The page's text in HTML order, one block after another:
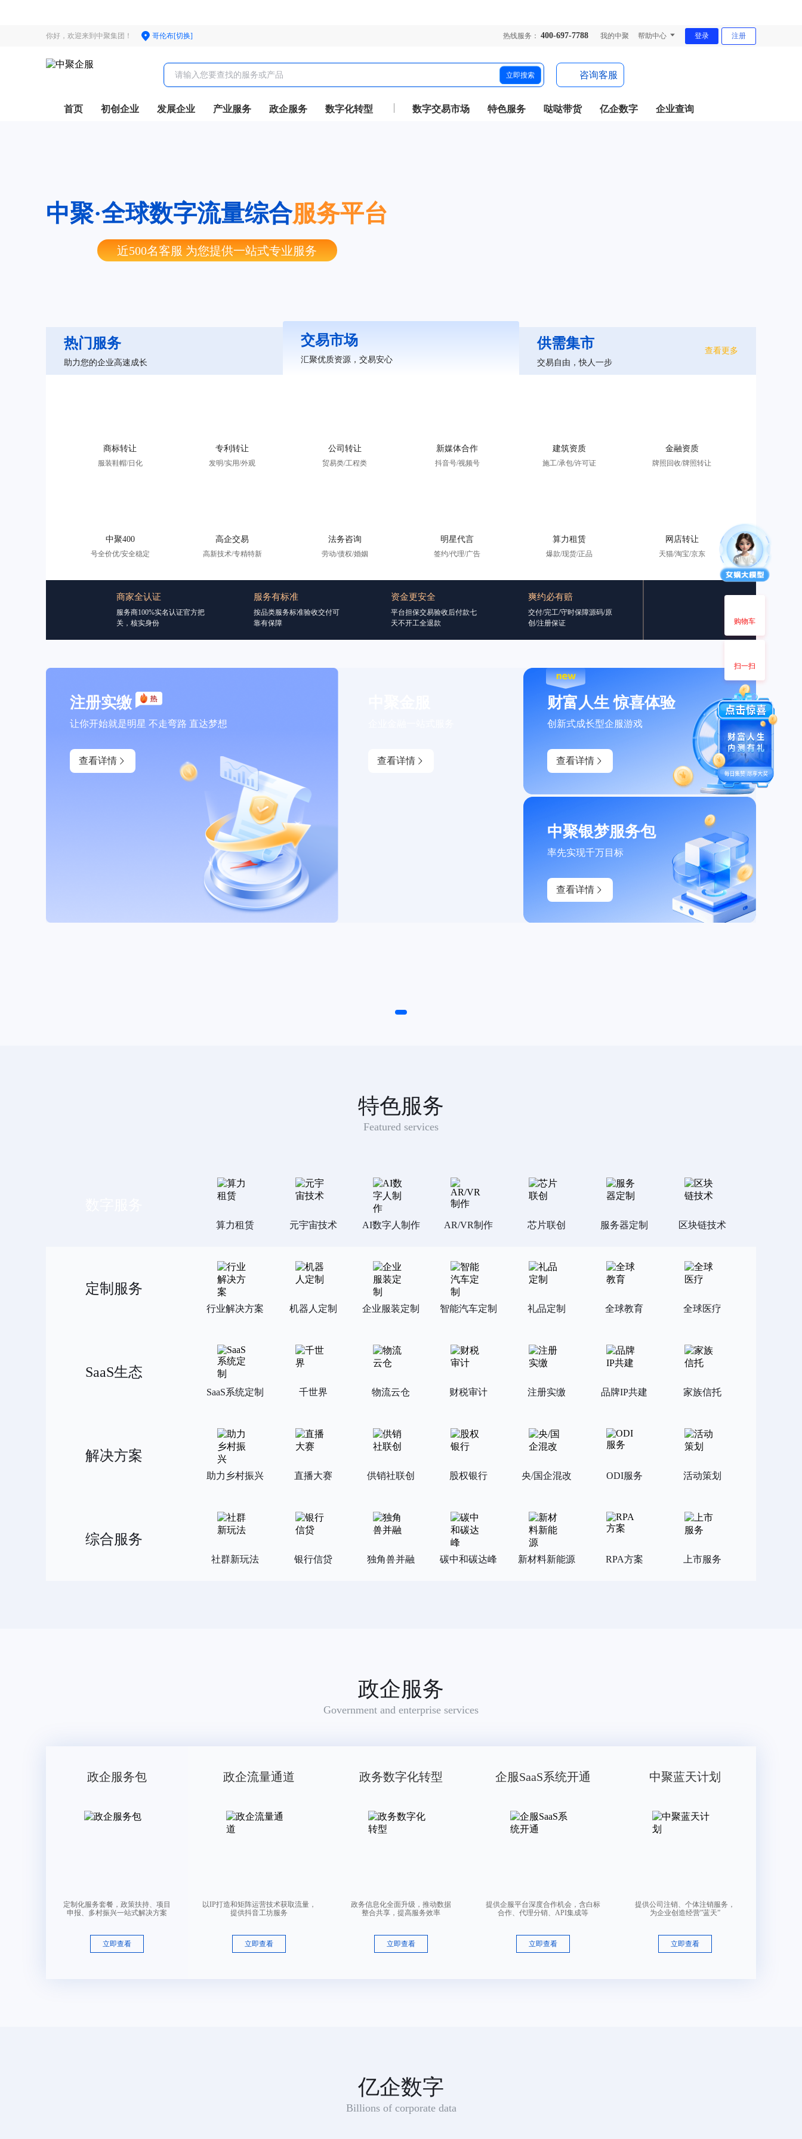
你好，欢迎来到中聚集团！ 哥伦布[切换] 热线服务： 400-697-7788 我的中聚 帮助中心 登录 注册
立即搜索 咨询客服
首页 初创企业 发展企业 产业服务 政企服务 数字化转型 数字交易市场 特色服务 哒哒带货 亿企数字 企业查询
中聚·全球数字流量综合服务平台
近500名客服 为您提供一站式专业服务
热门服务
助力您的企业高速成长
交易市场
汇聚优质资源，交易安心
供需集市
交易自由，快人一步
查看更多
商标转让
服装鞋帽/日化
专利转让
发明/实用/外观
公司转让
贸易类/工程类
新媒体合作
抖音号/视频号
建筑资质
施工/承包/许可证
金融资质
牌照回收/牌照转让
中聚400
号全价优/安全稳定
高企交易
高新技术/专精特新
法务咨询
劳动/债权/婚姻
明星代言
签约/代理/广告
算力租赁
爆款/现货/正品
网店转让
天猫/淘宝/京东
商家全认证
服务商100%实名认证官方把
关，核实身份
服务有标准
按品类服务标准验收交付可
靠有保障
资金更安全
平台担保交易验收后付款七
天不开工全退款
爽约必有赔
交付/完工/守时保障源码/原
创/注册保证
注册实缴
让你开始就是明星 不走弯路 直达梦想
查看详情 查看详情
财富人生 惊喜体验
创新式成长型企服游戏
查看详情
中聚银梦服务包
率先实现千万目标
查看详情
特色服务
Featured services
算力租赁 元宇宙技术 AI数字人制作 AR/VR制作 芯片联创 服务器定制 区块链技术
定制服务
行业解决方案 机器人定制 企业服装定制 智能汽车定制 礼品定制 全球教育 全球医疗
SaaS生态
SaaS系统定制 千世界 物流云仓 财税审计 注册实缴 品牌IP共建 家族信托
解决方案
助力乡村振兴 直播大赛 供销社联创 股权银行 央/国企混改 ODI服务 活动策划
综合服务
社群新玩法 银行信贷 独角兽并融 碳中和碳达峰 新材料新能源 RPA方案 上市服务
政企服务
Government and enterprise services
政企服务包
定制化服务套餐，政策扶持、项目
申报、多村振兴一站式解决方案
立即查看
政企流量通道
以IP打造和矩阵运营技术获取流量，
提供抖音工坊服务
立即查看
政务数字化转型
政务信息化全面升级，推动数据
整合共享，提高服务效率
立即查看
企服SaaS系统开通
提供企服平台深度合作机会，含白标
合作、代理分销、API集成等
立即查看
中聚蓝天计划
提供公司注销、个体注销服务，
为企业创造经营”蓝天”
立即查看
亿企数字
Billions of corporate data
类目： 服装鞋帽
适用范围：雨衣,手套(服装)（被驳回商品：腰带,帽,鞋,袜,婴儿全套衣,游泳衣,围巾,服装）
适用范围：半加工或未加工皮革,皮制系带（被驳回商品：包,钱包（钱夹）,旅行包,伞,背包,手提包,公文包,行李箱）
购物车
扫一扫